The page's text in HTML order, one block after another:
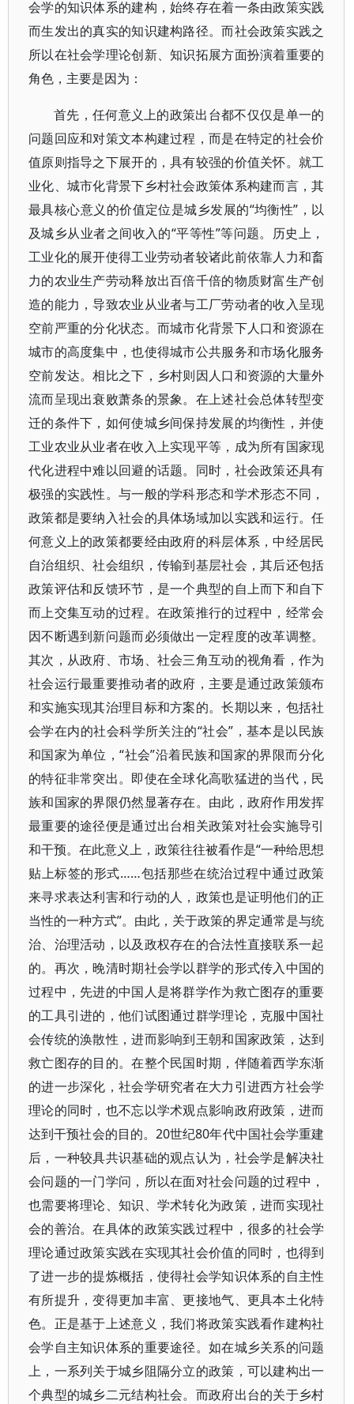
会学的知识体系的建构，始终存在着一条由政策实践
而生发出的真实的知识建构路径。而社会政策实践之
所以在社会学理论创新、知识拓展方面扮演着重要的
角色，主要是因为：
首先，任何意义上的政策出台都不仅仅是单一的
问题回应和对策文本构建过程，而是在特定的社会价
值原则指导之下展开的，具有较强的价值关怀。就工
业化、城市化背景下乡村社会政策体系构建而言，其
最具核心意义的价值定位是城乡发展的“均衡性”，以
及城乡从业者之间收入的“平等性”等问题。历史上，
工业化的展开使得工业劳动者较诸此前依靠人力和畜
力的农业生产劳动释放出百倍千倍的物质财富生产创
造的能力，导致农业从业者与工厂劳动者的收入呈现
空前严重的分化状态。而城市化背景下人口和资源在
城市的高度集中，也使得城市公共服务和市场化服务
空前发达。相比之下，乡村则因人口和资源的大量外
流而呈现出衰败萧条的景象。在上述社会总体转型变
迁的条件下，如何使城乡间保持发展的均衡性，并使
工业农业从业者在收入上实现平等，成为所有国家现
代化进程中难以回避的话题。同时，社会政策还具有
极强的实践性。与一般的学科形态和学术形态不同，
政策都是要纳入社会的具体场域加以实践和运行。任
何意义上的政策都要经由政府的科层体系，中经居民
自治组织、社会组织，传输到基层社会，其后还包括
政策评估和反馈环节，是一个典型的自上而下和自下
而上交集互动的过程。在政策推行的过程中，经常会
因不断遇到新问题而必须做出一定程度的改革调整。
其次，从政府、市场、社会三角互动的视角看，作为
社会运行最重要推动者的政府，主要是通过政策颁布
和实施实现其治理目标和方案的。长期以来，包括社
会学在内的社会科学所关注的“社会”，基本是以民族
和国家为单位，“社会”沿着民族和国家的界限而分化
的特征非常突出。即使在全球化高歌猛进的当代，民
族和国家的界限仍然显著存在。由此，政府作用发挥
最重要的途径便是通过出台相关政策对社会实施导引
和干预。在此意义上，政策往往被看作是“一种给思想
贴上标签的形式……包括那些在统治过程中通过政策
来寻求表达利害和行动的人，政策也是证明他们的正
当性的一种方式”。由此，关于政策的界定通常是与统
治、治理活动，以及政权存在的合法性直接联系一起
的。再次，晚清时期社会学以群学的形式传入中国的
过程中，先进的中国人是将群学作为救亡图存的重要
的工具引进的，他们试图通过群学理论，克服中国社
会传统的涣散性，进而影响到王朝和国家政策，达到
救亡图存的目的。在整个民国时期，伴随着西学东渐
的进一步深化，社会学研究者在大力引进西方社会学
理论的同时，也不忘以学术观点影响政府政策，进而
达到干预社会的目的。20世纪80年代中国社会学重建
后，一种较具共识基础的观点认为，社会学是解决社
会问题的一门学问，所以在面对社会问题的过程中，
也需要将理论、知识、学术转化为政策，进而实现社
会的善治。在具体的政策实践过程中，很多的社会学
理论通过政策实践在实现其社会价值的同时，也得到
了进一步的提炼概括，使得社会学知识体系的自主性
有所提升，变得更加丰富、更接地气、更具本土化特
色。正是基于上述意义，我们将政策实践看作建构社
会学自主知识体系的重要途径。如在城乡关系的问题
上，一系列关于城乡阻隔分立的政策，可以建构出一
个典型的城乡二元结构社会。而政府出台的关于乡村